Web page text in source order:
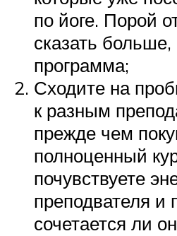
по йоге. Порой
сказать
программа;
Сходите на
к разным
прежде чем
полноценный
почувствуете
преподвателя и
сочетается ли